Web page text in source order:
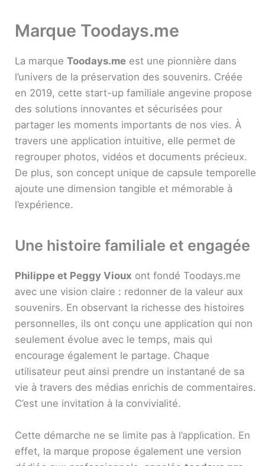
Marque Toodays.me
La marque Toodays.me est une pionnière dans
l’univers de la préservation des souvenirs. Créée
en 2019, cette start-up familiale angevine propose
des solutions innovantes et sécurisées pour
partager les moments importants de nos vies. À
travers une application intuitive, elle permet de
regrouper photos, vidéos et documents précieux.
De plus, son concept unique de capsule temporelle
ajoute une dimension tangible et mémorable à
l’expérience.
Une histoire familiale et engagée
Philippe et Peggy Vioux ont fondé Toodays.me
avec une vision claire : redonner de la valeur aux
souvenirs. En observant la richesse des histoires
personnelles, ils ont conçu une application qui non
seulement évolue avec le temps, mais qui
encourage également le partage. Chaque
utilisateur peut ainsi prendre un instantané de sa
vie à travers des médias enrichis de commentaires.
C’est une invitation à la convivialité.
Cette démarche ne se limite pas à l’application. En
effet, la marque propose également une version